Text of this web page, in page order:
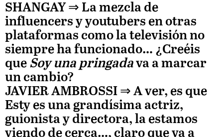
SHANGAY ⇒ La mezcla de
influencers y youtubers en otras
plataformas como la televisión no
siempre ha funcionado… ¿Creéis
que Soy una pringadava a marcar
un cambio?
JAVIER AMBROSSI ⇒ A ver, es que
Esty es una grandísima actriz,
guionista y directora, la estamos
viendo de cerca…, claro que va a